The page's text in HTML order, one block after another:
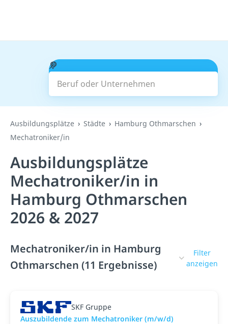
Beruf oder Unternehmen
Suchen
Ausbildungsplätze Städte
Hamburg Othmarschen
Mechatroniker/in
Ausbildungsplätze
Mechatroniker/in in
Hamburg Othmarschen
2026 & 2027
Mechatroniker/in in Hamburg
Othmarschen (11 Ergebnisse)
Filter
anzeigen
SKF Gruppe
Auszubildende zum Mechatroniker (m/w/d)